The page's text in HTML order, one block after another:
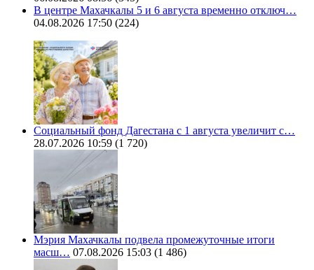
В центре Махачкалы 5 и 6 августа временно отключ…
04.08.2026 17:50 (224)
Социальный фонд Дагестана с 1 августа увеличит с…
28.07.2026 10:59 (1 720)
Мэрия Махачкалы подвела промежуточные итоги
масш… 07.08.2026 15:03 (1 486)